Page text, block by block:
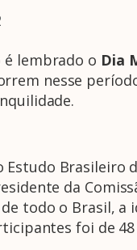
é lembrado o Dia
nesse
Estudo Brasileiro
da
todo o Brasil,
foi de 48